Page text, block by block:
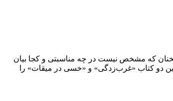
است. در این سخنان که مشخص نیست در چه مناسبتی و کجا بیان
دو کتاب «غرب‌زدگی» و «خسی در میقات» را